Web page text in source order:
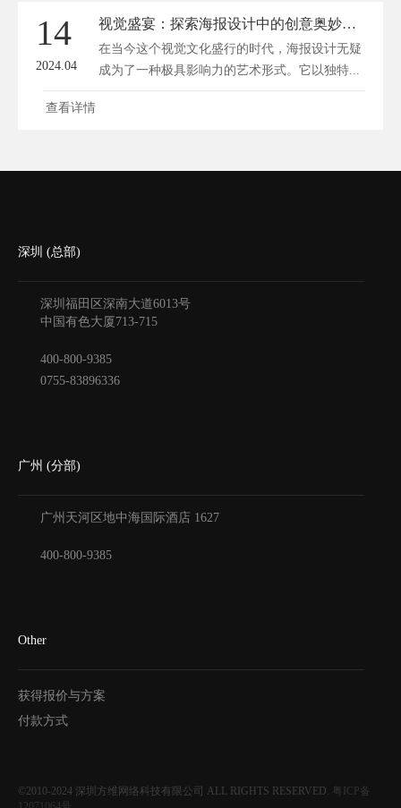
14
2024.04
视觉盛宴：探索海报设计中的创意奥妙与色彩魔力
在当今这个视觉文化盛行的时代，海报设计无疑
成为了一种极具影响力的艺术形式。它以独特...
查看详情
深圳 (总部)
深圳福田区深南大道6013号
中国有色大厦 713-715
400-800-9385
0755-83896336
广州 (分部)
广州天河区地中海国际酒店 1627
400-800-9385
Other
获得报价与方案
付款方式
©2010-2024 深圳方维网络科技有限公司 ALL RIGHTS RESERVED.
粤ICP备